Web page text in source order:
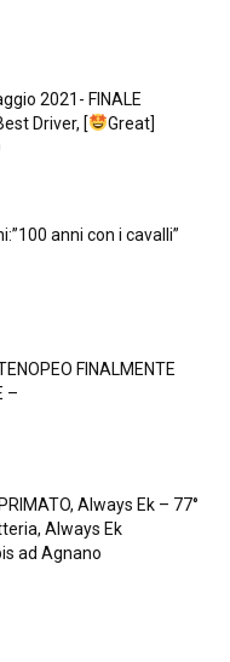
2021- FINALE
Driver, [
Great]
anni con i cavalli”
FINALMENTE
–
Always Ek – 77°
Always Ek
ad Agnano